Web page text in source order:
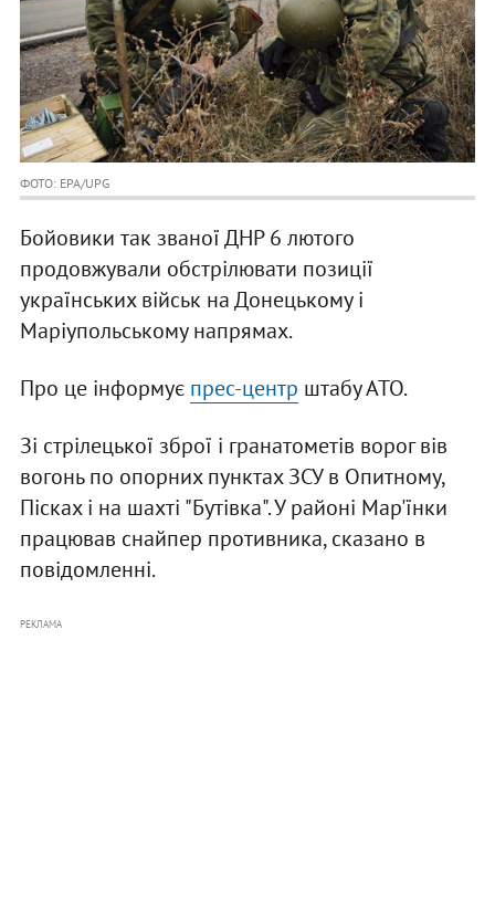
ФОТО: EPA/UPG
Бойовики так званої ДНР 6 лютого
продовжували обстрілювати позиції
українських військ на Донецькому і
Маріупольському напрямах.
Про це інформує прес-центр штабу АТО.
Зі стрілецької зброї і гранатометів ворог вів
вогонь по опорних пунктах ЗСУ в Опитному,
Пісках і на шахті "Бутівка". У районі Мар'їнки
працював снайпер противника, сказано в
повідомленні.
РЕКЛАМА